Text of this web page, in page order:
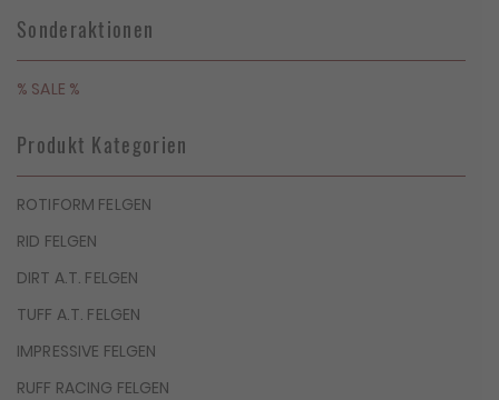
Sonderaktionen
% SALE %
Produkt Kategorien
ROTIFORM FELGEN
RID FELGEN
DIRT A.T. FELGEN
TUFF A.T. FELGEN
IMPRESSIVE FELGEN
RUFF RACING FELGEN